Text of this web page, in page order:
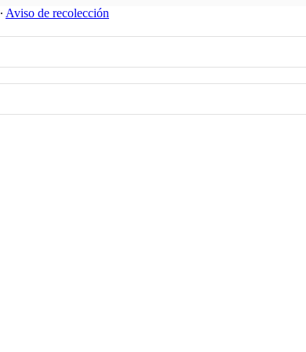
∙ Aviso de recolección